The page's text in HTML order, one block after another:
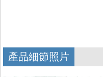
產品細節照片